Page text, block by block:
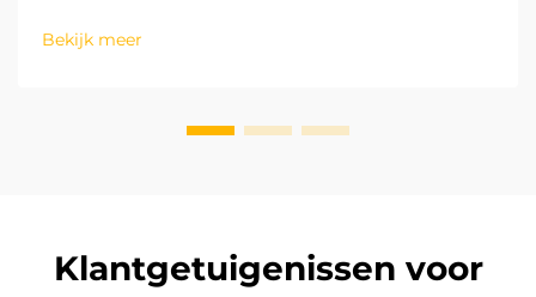
werkingintensiteit. Voor buitenlandse opslag en laden
Bekijk meer
Klantgetuigenissen voor